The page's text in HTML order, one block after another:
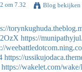
om 7.32 Blog bekijken
https://
https://
https://wakelet.com/